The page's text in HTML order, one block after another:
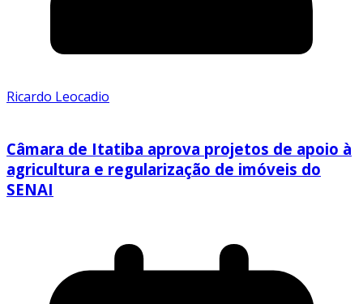
Ricardo Leocadio
Câmara de Itatiba aprova projetos de apoio à
agricultura e regularização de imóveis do
SENAI